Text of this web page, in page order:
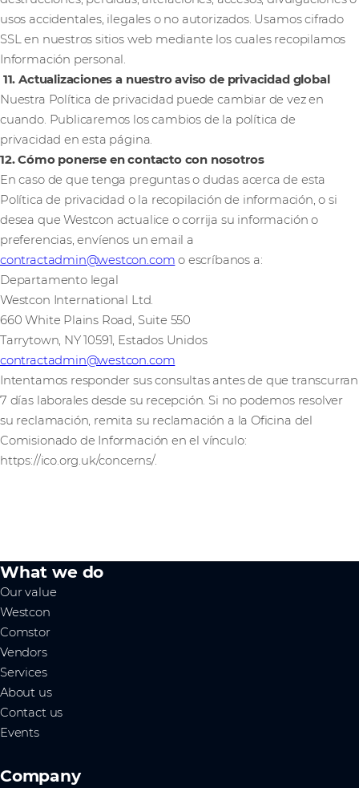
usos accidentales, ilegales o no autorizados. Usamos cifrado
SSL en nuestros sitios web mediante los cuales recopilamos
Información personal.
11. Actualizaciones a nuestro aviso de privacidad global
Nuestra Política de privacidad puede cambiar de vez en
cuando. Publicaremos los cambios de la política de
privacidad en esta página.
12. Cómo ponerse en contacto con nosotros
En caso de que tenga preguntas o dudas acerca de esta
Política de privacidad o la recopilación de información, o si
desea que Westcon actualice o corrija su información o
preferencias, envíenos un email a
contractadmin@westcon.com o escríbanos a:
Departamento legal
Westcon International Ltd.
660 White Plains Road, Suite 550
Tarrytown, NY 10591, Estados Unidos
contractadmin@westcon.com
Intentamos responder sus consultas antes de que transcurran
7 días laborales desde su recepción. Si no podemos resolver
su reclamación, remita su reclamación a la Oficina del
Comisionado de Información en el vínculo:
https://ico.org.uk/concerns/.
What we do
Our value
Westcon
Comstor
Vendors
Services
About us
Contact us
Events
Company